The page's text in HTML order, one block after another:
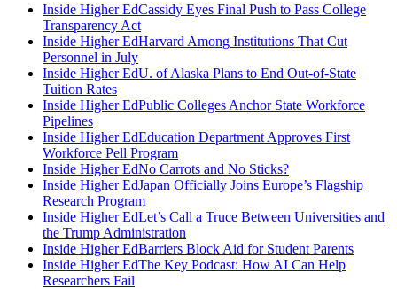
Inside Higher EdCassidy Eyes Final Push to Pass College
Transparency Act
Inside Higher EdHarvard Among Institutions That Cut
Personnel in July
Inside Higher EdU. of Alaska Plans to End Out-of-State
Tuition Rates
Inside Higher EdPublic Colleges Anchor State Workforce
Pipelines
Inside Higher EdEducation Department Approves First
Workforce Pell Program
Inside Higher EdNo Carrots and No Sticks?
Inside Higher EdJapan Officially Joins Europe’s Flagship
Research Program
Inside Higher EdLet’s Call a Truce Between Universities and
the Trump Administration
Inside Higher EdBarriers Block Aid for Student Parents
Inside Higher EdThe Key Podcast: How AI Can Help
Researchers Fail